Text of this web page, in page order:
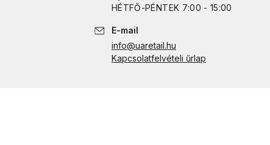
HÉTFŐ-PÉNTEK 7:00 - 15:00
E-mail
info@uaretail.hu
Kapcsolatfelvételi űrlap